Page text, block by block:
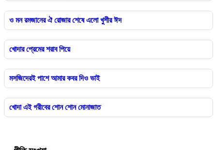
ও মন রমজানের ঐ রোজার শেষে এলো খুশীর ঈদ
খোদার প্রেমের শরাব পিয়ে
মসজিদেরই পাশে আমার কবর দিও ভাই
খোদা এই গরীবের শোন শোন মোনাজাত